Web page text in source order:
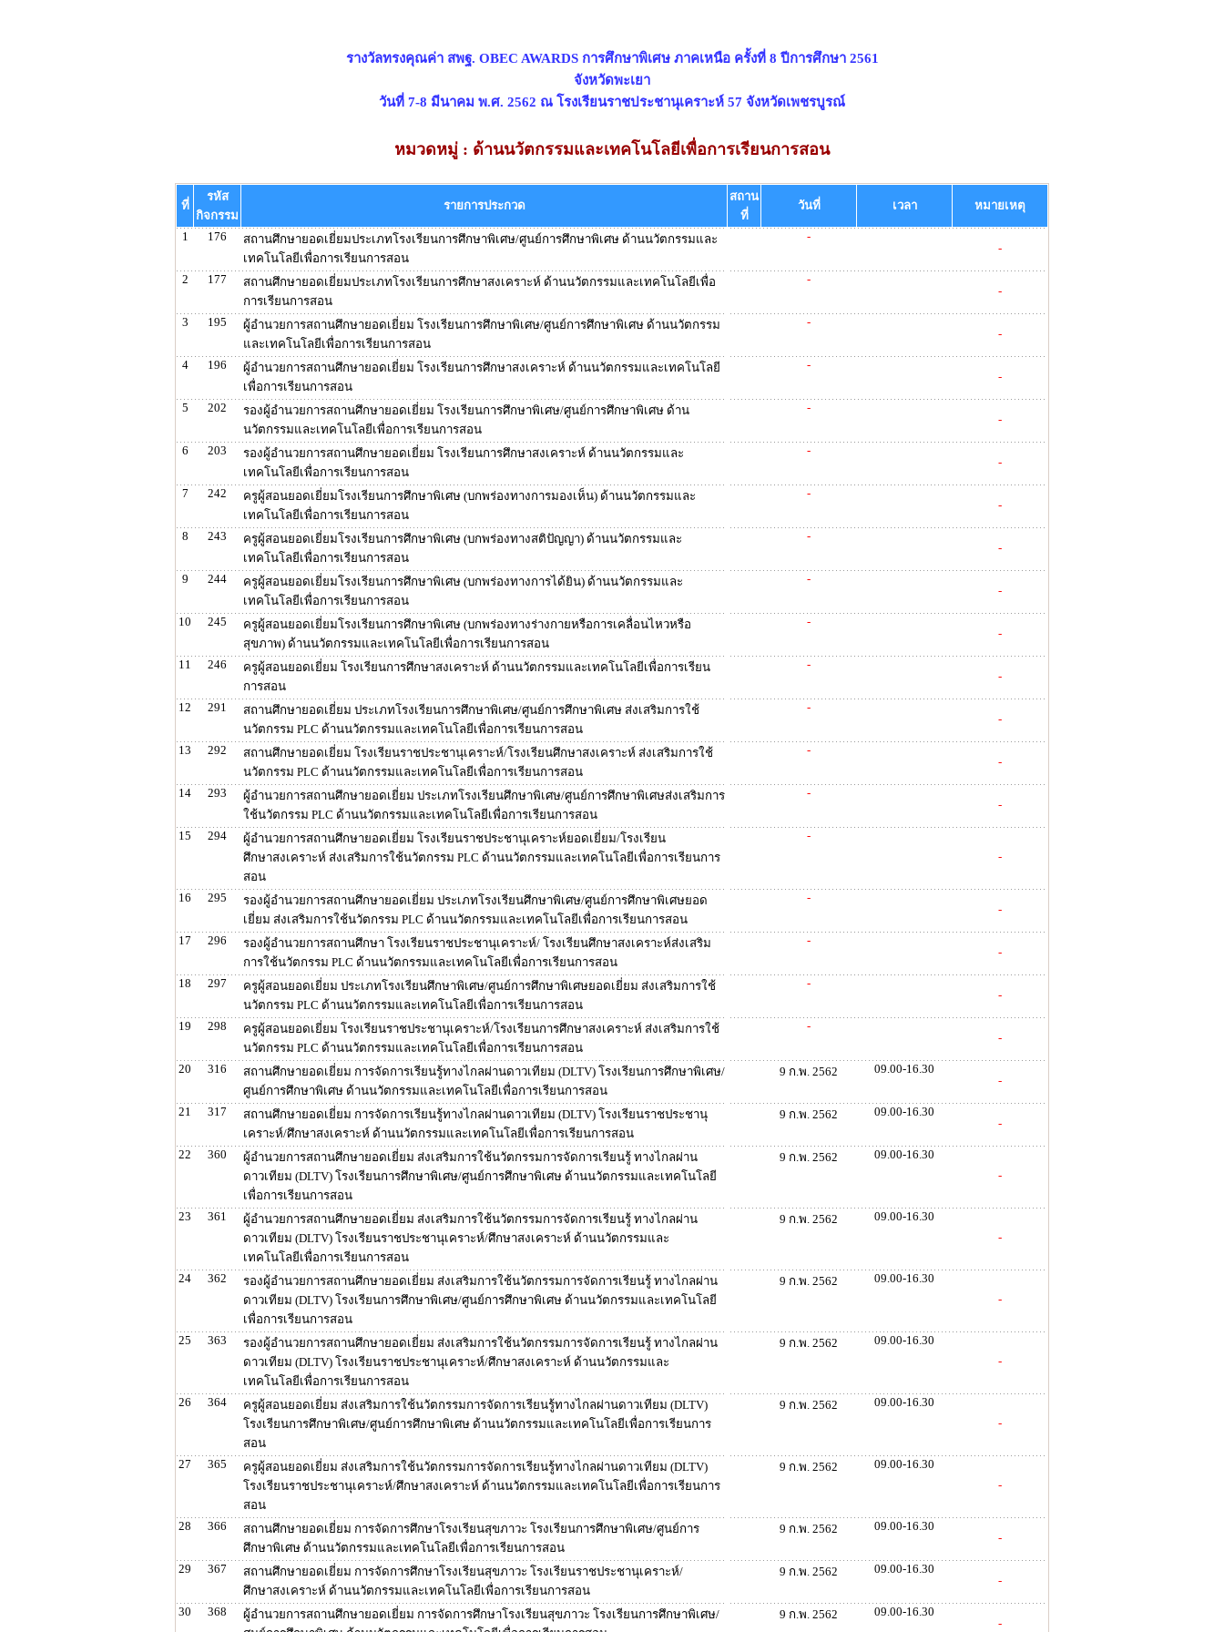
รางวัลทรงคุณค่า สพฐ. OBEC AWARDS การศึกษาพิเศษ ภาคเหนือ ครั้งที่ 8 ปีการศึกษา 2561
จังหวัดพะเยา
วันที่ 7-8 มีนาคม พ.ศ. 2562 ณ โรงเรียนราชประชานุเคราะห์ 57 จังหวัดเพชรบูรณ์
หมวดหมู่ : ด้านนวัตกรรมและเทคโนโลยีเพื่อการเรียนการสอน
ที่
รหัส
กิจกรรม
รายการประกวด
สถาน
ที่
วันที่ เวลา หมายเหตุ
1 176
สถานศึกษายอดเยี่ยมประเภทโรงเรียนการศึกษาพิเศษ/ศูนย์การศึกษาพิเศษ ด้านนวัตกรรมและ
เทคโนโลยีเพื่อการเรียนการสอน
-
-
2 177
สถานศึกษายอดเยี่ยมประเภทโรงเรียนการศึกษาสงเคราะห์ ด้านนวัตกรรมและเทคโนโลยีเพื่อ
การเรียนการสอน
-
-
3 195
ผู้อำนวยการสถานศึกษายอดเยี่ยม โรงเรียนการศึกษาพิเศษ/ศูนย์การศึกษาพิเศษ ด้านนวัตกรรม
และเทคโนโลยีเพื่อการเรียนการสอน
-
-
4 196
ผู้อำนวยการสถานศึกษายอดเยี่ยม โรงเรียนการศึกษาสงเคราะห์ ด้านนวัตกรรมและเทคโนโลยี
เพื่อการเรียนการสอน
-
-
5 202
รองผู้อำนวยการสถานศึกษายอดเยี่ยม โรงเรียนการศึกษาพิเศษ/ศูนย์การศึกษาพิเศษ ด้าน
นวัตกรรมและเทคโนโลยีเพื่อการเรียนการสอน
-
-
6 203
รองผู้อำนวยการสถานศึกษายอดเยี่ยม โรงเรียนการศึกษาสงเคราะห์ ด้านนวัตกรรมและ
เทคโนโลยีเพื่อการเรียนการสอน
-
-
7 242
ครูผู้สอนยอดเยี่ยมโรงเรียนการศึกษาพิเศษ (บกพร่องทางการมองเห็น) ด้านนวัตกรรมและ
เทคโนโลยีเพื่อการเรียนการสอน
-
-
8 243
ครูผู้สอนยอดเยี่ยมโรงเรียนการศึกษาพิเศษ (บกพร่องทางสติปัญญา) ด้านนวัตกรรมและ
เทคโนโลยีเพื่อการเรียนการสอน
-
-
9 244
ครูผู้สอนยอดเยี่ยมโรงเรียนการศึกษาพิเศษ (บกพร่องทางการได้ยิน) ด้านนวัตกรรมและ
เทคโนโลยีเพื่อการเรียนการสอน
-
-
10 245
ครูผู้สอนยอดเยี่ยมโรงเรียนการศึกษาพิเศษ (บกพร่องทางร่างกายหรือการเคลื่อนไหวหรือ
สุขภาพ) ด้านนวัตกรรมและเทคโนโลยีเพื่อการเรียนการสอน
-
-
11 246
ครูผู้สอนยอดเยี่ยม โรงเรียนการศึกษาสงเคราะห์ ด้านนวัตกรรมและเทคโนโลยีเพื่อการเรียน
การสอน
-
-
12 291
สถานศึกษายอดเยี่ยม ประเภทโรงเรียนการศึกษาพิเศษ/ศูนย์การศึกษาพิเศษ ส่งเสริมการใช้
นวัตกรรม PLC ด้านนวัตกรรมและเทคโนโลยีเพื่อการเรียนการสอน
-
-
13 292
สถานศึกษายอดเยี่ยม โรงเรียนราชประชานุเคราะห์/โรงเรียนศึกษาสงเคราะห์ ส่งเสริมการใช้
นวัตกรรม PLC ด้านนวัตกรรมและเทคโนโลยีเพื่อการเรียนการสอน
-
-
14 293
ผู้อำนวยการสถานศึกษายอดเยี่ยม ประเภทโรงเรียนศึกษาพิเศษ/ศูนย์การศึกษาพิเศษส่งเสริมการ
ใช้นวัตกรรม PLC ด้านนวัตกรรมและเทคโนโลยีเพื่อการเรียนการสอน
-
-
15 294
ผู้อำนวยการสถานศึกษายอดเยี่ยม โรงเรียนราชประชานุเคราะห์ยอดเยี่ยม/โรงเรียน
ศึกษาสงเคราะห์ ส่งเสริมการใช้นวัตกรรม PLC ด้านนวัตกรรมและเทคโนโลยีเพื่อการเรียนการ
สอน
-
-
16 295
รองผู้อำนวยการสถานศึกษายอดเยี่ยม ประเภทโรงเรียนศึกษาพิเศษ/ศูนย์การศึกษาพิเศษยอด
เยี่ยม ส่งเสริมการใช้นวัตกรรม PLC ด้านนวัตกรรมและเทคโนโลยีเพื่อการเรียนการสอน
-
-
17 296
รองผู้อำนวยการสถานศึกษา โรงเรียนราชประชานุเคราะห์/ โรงเรียนศึกษาสงเคราะห์ส่งเสริม
การใช้นวัตกรรม PLC ด้านนวัตกรรมและเทคโนโลยีเพื่อการเรียนการสอน
-
-
18 297
ครูผู้สอนยอดเยี่ยม ประเภทโรงเรียนศึกษาพิเศษ/ศูนย์การศึกษาพิเศษยอดเยี่ยม ส่งเสริมการใช้
นวัตกรรม PLC ด้านนวัตกรรมและเทคโนโลยีเพื่อการเรียนการสอน
-
-
19 298
ครูผู้สอนยอดเยี่ยม โรงเรียนราชประชานุเคราะห์/โรงเรียนการศึกษาสงเคราะห์ ส่งเสริมการใช้
นวัตกรรม PLC ด้านนวัตกรรมและเทคโนโลยีเพื่อการเรียนการสอน
-
-
20 316
สถานศึกษายอดเยี่ยม การจัดการเรียนรู้ทางไกลผ่านดาวเทียม (DLTV) โรงเรียนการศึกษาพิเศษ/
ศูนย์การศึกษาพิเศษ ด้านนวัตกรรมและเทคโนโลยีเพื่อการเรียนการสอน
9 ก.พ. 2562
09.00-16.30
-
21 317
สถานศึกษายอดเยี่ยม การจัดการเรียนรู้ทางไกลผ่านดาวเทียม (DLTV) โรงเรียนราชประชานุ
เคราะห์/ศึกษาสงเคราะห์ ด้านนวัตกรรมและเทคโนโลยีเพื่อการเรียนการสอน
9 ก.พ. 2562
09.00-16.30
-
22 360
ผู้อำนวยการสถานศึกษายอดเยี่ยม ส่งเสริมการใช้นวัตกรรมการจัดการเรียนรู้ ทางไกลผ่าน
ดาวเทียม (DLTV) โรงเรียนการศึกษาพิเศษ/ศูนย์การศึกษาพิเศษ ด้านนวัตกรรมและเทคโนโลยี
เพื่อการเรียนการสอน
9 ก.พ. 2562
09.00-16.30
-
23 361
ผู้อำนวยการสถานศึกษายอดเยี่ยม ส่งเสริมการใช้นวัตกรรมการจัดการเรียนรู้ ทางไกลผ่าน
ดาวเทียม (DLTV) โรงเรียนราชประชานุเคราะห์/ศึกษาสงเคราะห์ ด้านนวัตกรรมและ
เทคโนโลยีเพื่อการเรียนการสอน
9 ก.พ. 2562
09.00-16.30
-
24 362
รองผู้อำนวยการสถานศึกษายอดเยี่ยม ส่งเสริมการใช้นวัตกรรมการจัดการเรียนรู้ ทางไกลผ่าน
ดาวเทียม (DLTV) โรงเรียนการศึกษาพิเศษ/ศูนย์การศึกษาพิเศษ ด้านนวัตกรรมและเทคโนโลยี
เพื่อการเรียนการสอน
9 ก.พ. 2562
09.00-16.30
-
25 363
รองผู้อำนวยการสถานศึกษายอดเยี่ยม ส่งเสริมการใช้นวัตกรรมการจัดการเรียนรู้ ทางไกลผ่าน
ดาวเทียม (DLTV) โรงเรียนราชประชานุเคราะห์/ศึกษาสงเคราะห์ ด้านนวัตกรรมและ
เทคโนโลยีเพื่อการเรียนการสอน
9 ก.พ. 2562
09.00-16.30
-
26 364
ครูผู้สอนยอดเยี่ยม ส่งเสริมการใช้นวัตกรรมการจัดการเรียนรู้ทางไกลผ่านดาวเทียม (DLTV)
โรงเรียนการศึกษาพิเศษ/ศูนย์การศึกษาพิเศษ ด้านนวัตกรรมและเทคโนโลยีเพื่อการเรียนการ
สอน
9 ก.พ. 2562
09.00-16.30
-
27 365
ครูผู้สอนยอดเยี่ยม ส่งเสริมการใช้นวัตกรรมการจัดการเรียนรู้ทางไกลผ่านดาวเทียม (DLTV)
โรงเรียนราชประชานุเคราะห์/ศึกษาสงเคราะห์ ด้านนวัตกรรมและเทคโนโลยีเพื่อการเรียนการ
สอน
9 ก.พ. 2562
09.00-16.30
-
28 366
สถานศึกษายอดเยี่ยม การจัดการศึกษาโรงเรียนสุขภาวะ โรงเรียนการศึกษาพิเศษ/ศูนย์การ
ศึกษาพิเศษ ด้านนวัตกรรมและเทคโนโลยีเพื่อการเรียนการสอน
9 ก.พ. 2562
09.00-16.30
-
29 367
สถานศึกษายอดเยี่ยม การจัดการศึกษาโรงเรียนสุขภาวะ โรงเรียนราชประชานุเคราะห์/
ศึกษาสงเคราะห์ ด้านนวัตกรรมและเทคโนโลยีเพื่อการเรียนการสอน
9 ก.พ. 2562
09.00-16.30
-
30 368
ผู้อำนวยการสถานศึกษายอดเยี่ยม การจัดการศึกษาโรงเรียนสุขภาวะ โรงเรียนการศึกษาพิเศษ/
9 ก.พ. 2562
09.00-16.30
-